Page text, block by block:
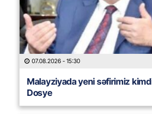
07.08.2026 - 15:30
Malayziyada yeni səfirimiz
Dosye